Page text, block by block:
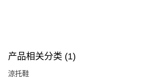
产品相关分类 (1)
涼托鞋